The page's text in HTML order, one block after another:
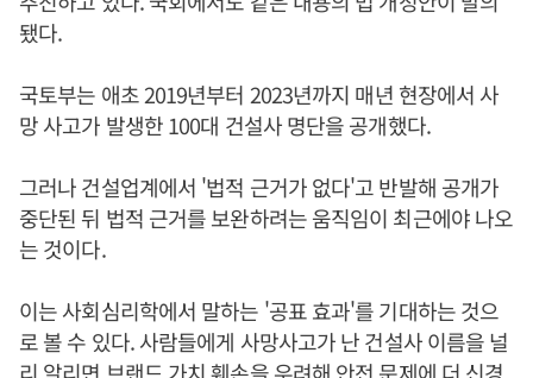
됐다.
국토부는 애초 2019년부터 2023년까지 매년 현장에서 사
망 사고가 발생한 100대 건설사 명단을 공개했다.
그러나 건설업계에서 '법적 근거가 없다'고 반발해 공개가
중단된 뒤 법적 근거를 보완하려는 움직임이 최근에야 나오
는 것이다.
이는 사회심리학에서 말하는 '공표 효과'를 기대하는 것으
로 볼 수 있다. 사람들에게 사망사고가 난 건설사 이름을 널